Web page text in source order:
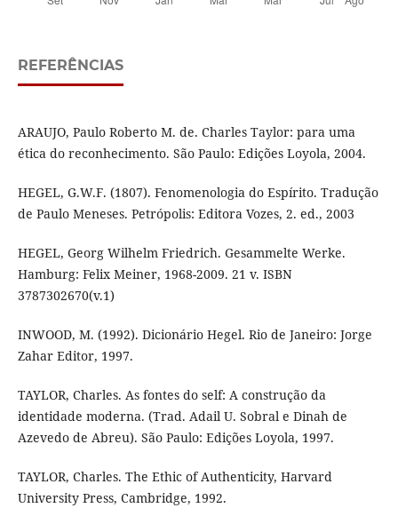
REFERÊNCIAS
ARAUJO, Paulo Roberto M. de. Charles Taylor: para uma
ética do reconhecimento. São Paulo: Edições Loyola, 2004.
HEGEL, G.W.F. (1807). Fenomenologia do Espírito. Tradução
de Paulo Meneses. Petrópolis: Editora Vozes, 2. ed., 2003
HEGEL, Georg Wilhelm Friedrich. Gesammelte Werke.
Hamburg: Felix Meiner, 1968-2009. 21 v. ISBN
3787302670(v.1)
INWOOD, M. (1992). Dicionário Hegel. Rio de Janeiro: Jorge
Zahar Editor, 1997.
TAYLOR, Charles. As fontes do self: A construção da
identidade moderna. (Trad. Adail U. Sobral e Dinah de
Azevedo de Abreu). São Paulo: Edições Loyola, 1997.
TAYLOR, Charles. The Ethic of Authenticity, Harvard
University Press, Cambridge, 1992.